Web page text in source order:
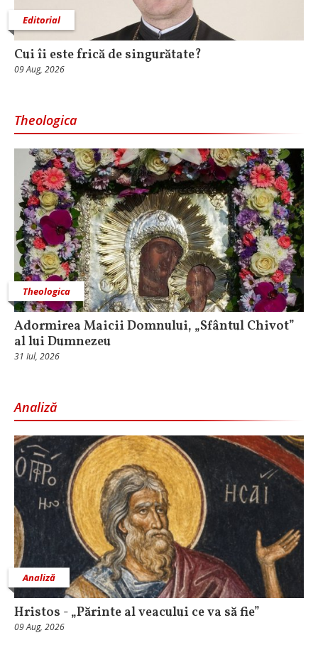
Editorial
Cui îi este frică de singurătate?
09 Aug, 2026
Theologica
Theologica
Adormirea Maicii Domnului, „Sfântul Chivot”
al lui Dumnezeu
31 Iul, 2026
Analiză
Analiză
Hristos - „Părinte al veacului ce va să fie”
09 Aug, 2026